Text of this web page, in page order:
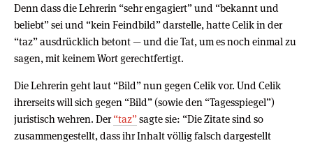
Denn dass die Lehrerin “sehr engagiert” und “bekannt und
beliebt” sei und “kein Feindbild” darstelle, hatte Celik in der
“taz” ausdrücklich betont — und die Tat, um es noch einmal zu
sagen, mit keinem Wort gerechtfertigt.
Die Lehrerin geht laut “Bild” nun gegen Celik vor. Und Celik
ihrerseits will sich gegen “Bild” (sowie den “Tagesspiegel”)
juristisch wehren. Der“taz”sagte sie: “Die Zitate sind so
zusammengestellt, dass ihr Inhalt völlig falsch dargestellt